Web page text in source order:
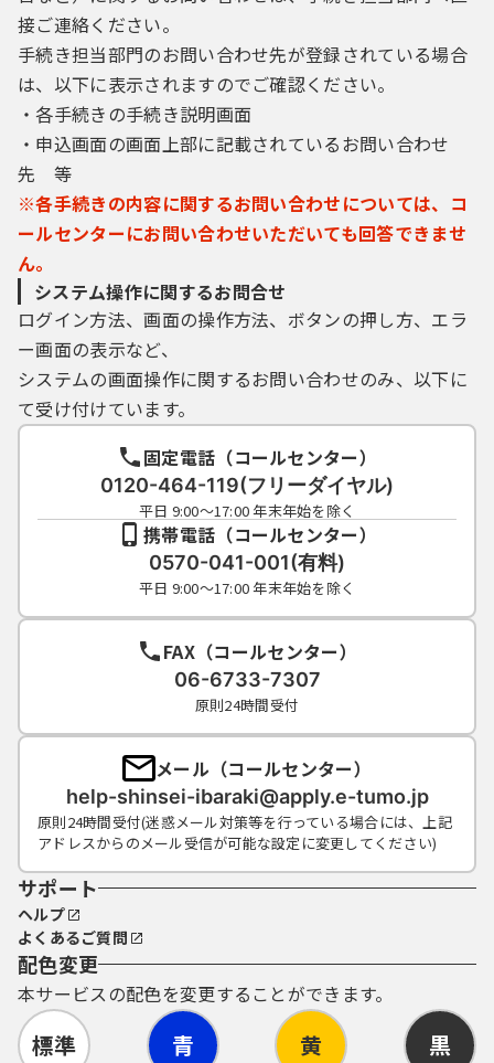
接ご連絡ください。
手続き担当部門のお問い合わせ先が登録されている場合
は、以下に表示されますのでご確認ください。
・各手続きの手続き説明画面
・申込画面の画面上部に記載されているお問い合わせ
先 等
※各手続きの内容に関するお問い合わせについては、コ
ールセンターにお問い合わせいただいても回答できませ
ん。
システム操作に関するお問合せ
ログイン方法、画面の操作方法、ボタンの押し方、エラ
ー画面の表示など、
システムの画面操作に関するお問い合わせのみ、以下に
て受け付けています。
固定電話（コールセンター）
0120-464-119(フリーダイヤル)
平日 9:00～17:00 年末年始を除く
携帯電話（コールセンター）
0570-041-001(有料)
平日 9:00～17:00 年末年始を除く
FAX（コールセンター）
06-6733-7307
原則24時間受付
メール（コールセンター）
help-shinsei-ibaraki@apply.e-tumo.jp
原則24時間受付(迷惑メール対策等を行っている場合には、上記
アドレスからのメール受信が可能な設定に変更してください)
サポート
ヘルプ
よくあるご質問
配色変更
本サービスの配色を変更することができます。
標準 青 黄 黒